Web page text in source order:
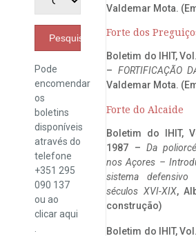
Pesquisar
Pode
encomendar
os
boletins
disponíveis
através do
telefone
+351 295
090 137
ou ao
clicaraqui
Valdemar Mota.
Forte dos
Boletim do IHIT,
– FORTIFICAÇÃO
Valdemar Mota.
Forte do Alcaide
Boletim do IHIT,
1987 – Da
nos Açores –
sistema
séculos XVI-XIX,
construção)
Boletim do IHIT,